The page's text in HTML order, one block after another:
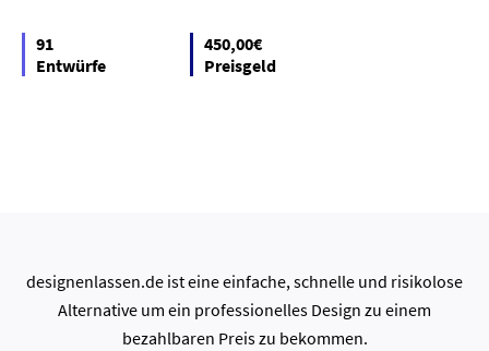
91
Entwürfe
450,00€
Preisgeld
designenlassen.de ist eine einfache, schnelle und risikolose
Alternative um ein professionelles Design zu einem
bezahlbaren Preis zu bekommen.